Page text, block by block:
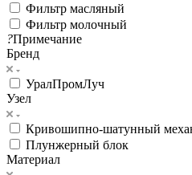
Фильтр масляный
Фильтр молочный
?Примечание
Бренд
УралПромЛуч
Узел
Кривошипно-шатунный
Плунжерный блок
Материал